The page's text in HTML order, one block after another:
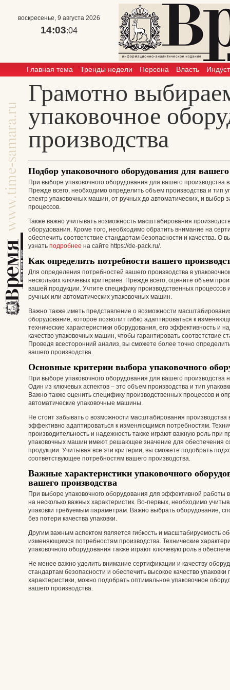
воскресенье, 9 августа 2026
14:03:05
Главная тема Тренды недели Персона Власть
Грамотно
упаковочное
производства
Подбор упаковочного оборудования для вашего
При выборе упаковочного оборудования для вашего производства
Прежде всего, необходимо определить объем производства и тип
спектр упаковочных машин, от ручных до автоматических, и выбор
процессов.
Также важно учитывать возможность масштабирования
оборудования. Кроме того, необходимо обратить внимание на
обеспечить соответствие стандартам безопасности и качества. О
узнать подробнее на сайте https://de-pack.ru/.
Как определить потребности вашего
Для определения потребностей вашего производства в
нескольких ключевых критериев. Прежде всего, оцените объем
вашей продукции. Учтите специфику производственных
ручных или автоматических упаковочных машин.
Важно также иметь представление о возможности
оборудование, которое позволит гибко адаптироваться к
технические характеристики оборудования, его эффективность и
качество упаковочных машин, чтобы гарантировать соответствие
Проведя всесторонний анализ, вы сможете более точно
вашего производства.
Основные критерии выбора упаковочного
При выборе упаковочного оборудования для вашего производства
Один из ключевых аспектов – это объем производства и тип
Важно также оценить специфику производственных процессов и
автоматические упаковочные машины.
Не стоит забывать о возможности масштабирования
эффективно адаптироваться к изменяющимся потребностям.
производительность и надежность также играют важную роль при
упаковочных машин имеют решающее значение для обеспечения
продукции. Учитывая все эти критерии, вы сможете подобрать
соответствующее потребностям вашего производства.
Важные характеристики упаковочного
вашего производства
При выборе упаковочного оборудования для эффективной работы
на несколько важных характеристик. Во-первых, необходимо
упаковки требуемым параметрам. Важно выбрать оборудование,
без потери качества упаковки.
Другим важным аспектом является гибкость и масштабируемость
изменяющимся потребностям производства. Технические
упаковочного оборудования также играют ключевую роль в
Не менее важно уделить внимание сертификации и качеству
стандартам безопасности и обеспечить высокое качество
характеристики, можно подобрать оптимальное упаковочное
вашего производства.